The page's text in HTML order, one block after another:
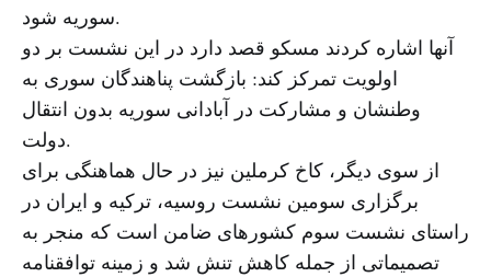
سوریه شود.
آنها اشاره کردند مسکو قصد دارد در این نشست بر دو
اولویت تمرکز کند: بازگشت پناهندگان سوری به
وطنشان و مشارکت در آبادانی سوریه بدون انتقال
دولت.
از سوی دیگر، کاخ کرملین نیز در حال هماهنگی برای
برگزاری سومین نشست روسیه، ترکیه و ایران در
راستای نشست سوم کشورهای ضامن است که منجر به
تصمیماتی از جمله کاهش تنش شد و زمینه توافقنامه